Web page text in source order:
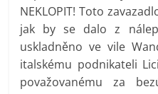
NEKLOPIT! Toto
jak by se dalo z
uskladněno ve vile
italskému podnikateli
považovanému za